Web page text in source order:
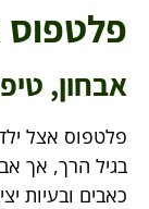
פלטפוס
אבחון,
פלטפוס אצל
בגיל הרך, אך
כאבים ובעיות